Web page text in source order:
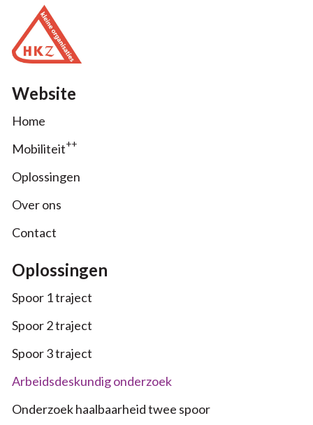
Website
Home
Mobiliteit++
Oplossingen
Over ons
Contact
Oplossingen
Spoor 1 traject
Spoor 2 traject
Spoor 3 traject
Arbeidsdeskundig onderzoek
Onderzoek haalbaarheid twee spoor